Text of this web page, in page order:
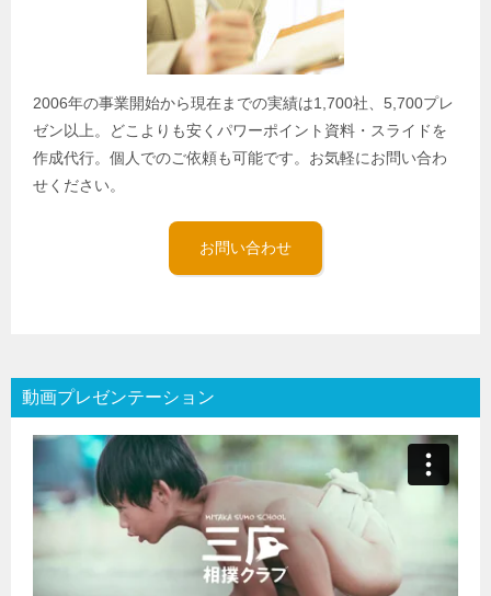
2006年の事業開始から現在までの実績は1,700社、5,700プレ
ゼン以上。どこよりも安くパワーポイント資料・スライドを
作成代行。個人でのご依頼も可能です。お気軽にお問い合わ
せください。
お問い合わせ
動画プレゼンテーション